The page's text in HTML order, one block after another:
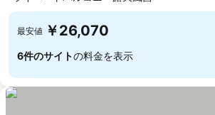
最安値 ￥26,070
6件のサイトの料金を表示